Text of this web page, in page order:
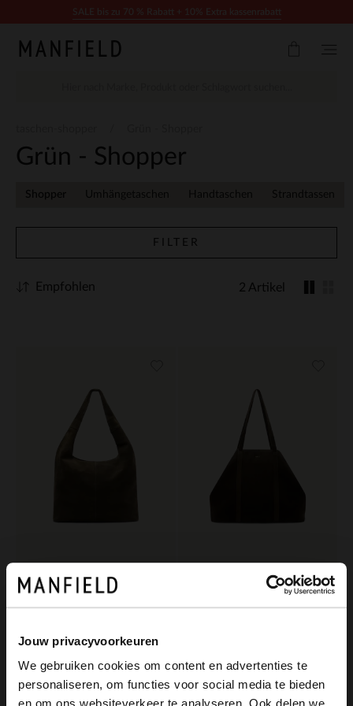
Jouw privacyvoorkeuren
We gebruiken cookies om content en advertenties te
personaliseren, om functies voor social media te bieden
Grün - Shopper
Shopper Umhängetaschen Handtaschen Strandtassen
FILTER
2 Artikel
Empfohlen
Manfield
Dunkelgrüner Veloursleder-Shopper Grüner Veloursleder-Shopper